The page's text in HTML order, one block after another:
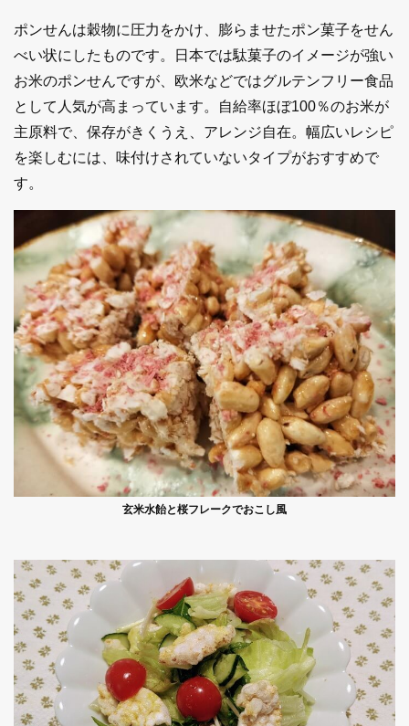
ポンせんは穀物に圧力をかけ、膨らませたポン菓子をせん
べい状にしたものです。日本では駄菓子のイメージが強い
お米のポンせんですが、欧米などではグルテンフリー食品
として人気が高まっています。自給率ほぼ100％のお米が
主原料で、保存がきくうえ、アレンジ自在。幅広いレシピ
を楽しむには、味付けされていないタイプがおすすめで
す。
玄米水飴と桜フレークでおこし風